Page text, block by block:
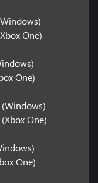
One)
One)
One)
One)